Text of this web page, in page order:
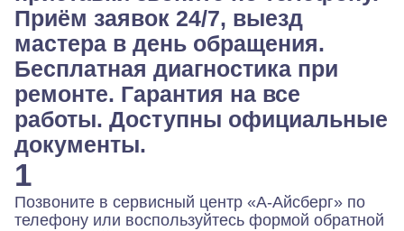
Приём заявок 24/7, выезд
мастера в день обращения.
Бесплатная диагностика при
ремонте. Гарантия на все
работы. Доступны официальные
документы.
1
Позвоните в сервисный центр «А-Айсберг» по
телефону или воспользуйтесь формой обратной